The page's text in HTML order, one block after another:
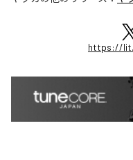
https://